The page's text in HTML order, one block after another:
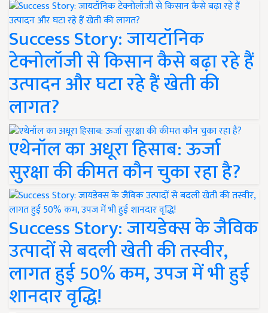
Success Story: जायटॉनिक
टेक्नोलॉजी से किसान कैसे बढ़ा रहे हैं
उत्पादन और घटा रहे हैं खेती की
लागत?
एथेनॉल का अधूरा हिसाब: ऊर्जा
सुरक्षा की कीमत कौन चुका रहा है?
Success Story: जायडेक्स के जैविक
उत्पादों से बदली खेती की तस्वीर,
लागत हुई 50% कम, उपज में भी हुई
शानदार वृद्धि!